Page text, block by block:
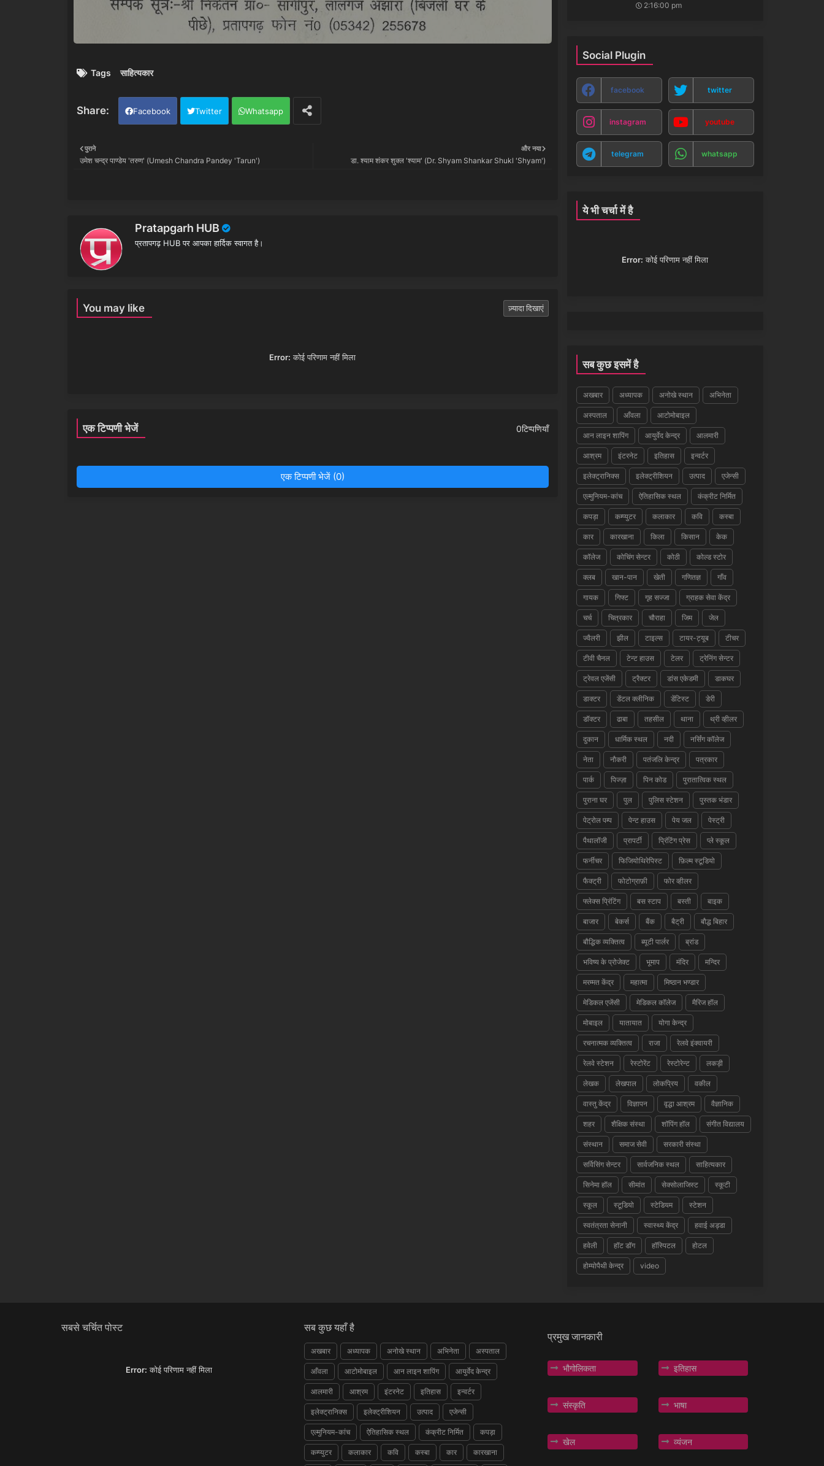
Tags साहित्यकार
Facebook Twitter Whatsapp
और नया
डा. श्याम शंकर शुक्ल 'श्याम' (Dr. Shyam Shankar Shukl 'Shyam')
पुराने
उमेश चन्द्र पाण्डेय 'तरुण' (Umesh Chandra Pandey 'Tarun')
Pratapgarh HUB
प्रतापगढ़ HUB पर आपका हार्दिक स्वागत है।
You may like ज़्यादा दिखाएं
Error: कोई परिणाम नहीं मिला
एक टिप्पणी भेजें 0टिप्पणियाँ
एक टिप्पणी भेजें (0)
2:16:00 pm
Social Plugin
facebook twitter
instagram youtube
telegram whatsapp
ये भी चर्चा में है
Error: कोई परिणाम नहीं मिला
सब कुछ इसमें है
अखबार अध्यापक अनोखे स्थान अभिनेता
अस्पताल आँवला आटोमोबाइल
आन लाइन शापिंग आयुर्वेद केन्द्र आलमारी
आश्रम इंटरनेट इतिहास इन्वर्टर
इलेक्ट्रानिक्स इलेक्ट्रीशियन उत्पाद एजेन्सी
एल्मुनियम-कांच ऐतिहासिक स्थल कंक्रीट निर्मित
कपड़ा कम्प्युटर कलाकार कवि कस्बा
कार कारखाना किला किसान केक
कॉलेज कोचिंग सेन्टर कोठी कोल्ड स्टोर
क्लब खान-पान खेती गणितज्ञ गाँव
गायक गिफ्ट गृह सज्जा ग्राहक सेवा केंद्र
चर्च चित्रकार चौराहा जिम जेल
ज्वैलरी झील टाइल्स टायर-ट्यूब टीचर
टीवी चैनल टेन्ट हाउस टेलर ट्रेनिंग सेन्टर
ट्रेवल एजेंसी ट्रैक्टर डांस एकेडमी डाकघर
डाक्टर डेंटल क्लीनिक डेंटिस्ट डेरी
डॉक्टर ढाबा तहसील थाना थ्री व्हीलर
दुकान धार्मिक स्थल नदी नर्सिंग कॉलेज
नेता नौकरी पतंजलि केन्द्र पत्रकार
पार्क पिज्ज़ा पिन कोड पुरातात्विक स्थल
पुराना घर पुल पुलिस स्टेशन पुस्तक भंडार
पेट्रोल पम्प पेन्ट हाउस पेय जल पेस्ट्री
पैथालॉजी प्रापर्टी प्रिंटिंग प्रेस प्ले स्कूल
फर्नीचर फिजियोथिरेपिस्ट फ़िल्म स्टूडियो
फैक्ट्री फोटोग्राफ़ी फोर व्हीलर
फ्लेक्स प्रिंटिंग बस स्टाप बस्ती बाइक
बाजार बेकर्स बैंक बैट्री बौद्ध बिहार
बौद्धिक व्यक्तित्व ब्यूटी पार्लर ब्रांड
भविष्य के प्रोजेक्ट भूमाप मंदिर मन्दिर
मरम्मत केंद्र महात्मा मिष्ठान भण्डार
मेडिकल एजेंसी मेडिकल कॉलेज मैरिज हॉल
मोबाइल यातायात योगा केन्द्र
रचनात्मक व्यक्तित्व राजा रेलवे इंक्वायरी
रेलवे स्टेशन रेस्टोरेंट रेस्टोरेन्ट लकड़ी
लेखक लेखपाल लोकप्रिय वकील
वास्तु केंद्र विज्ञापन वृद्धा आश्रम वैज्ञानिक
शहर शैक्षिक संस्था शॉपिंग हॉल संगीत विद्यालय
संस्थान समाज सेवी सरकारी संस्था
सर्विसिंग सेन्टर सार्वजनिक स्थल साहित्यकार
सिनेमा हॉल सीमांत सेक्सोलाजिस्ट स्कूटी
स्कूल स्टूडियो स्टेडियम स्टेशन
स्वतंत्रता सेनानी स्वास्थ्य केंद्र हवाई अड्डा
हवेली हॉट डॉग हॉस्पिटल होटल
होम्योपैथी केन्द्र video
सबसे चर्चित पोस्ट
Error: कोई परिणाम नहीं मिला
सब कुछ यहाँ है
अखबार अध्यापक अनोखे स्थान अभिनेता अस्पताल
आँवला आटोमोबाइल आन लाइन शापिंग आयुर्वेद केन्द्र
आलमारी आश्रम इंटरनेट इतिहास इन्वर्टर
इलेक्ट्रानिक्स इलेक्ट्रीशियन उत्पाद एजेन्सी
एल्मुनियम-कांच ऐतिहासिक स्थल कंक्रीट निर्मित कपड़ा
कम्प्युटर कलाकार कवि कस्बा कार कारखाना
प्रमुख जानकारी
भौगोलिकता इतिहास
संस्कृति भाषा
खेल व्यंजन